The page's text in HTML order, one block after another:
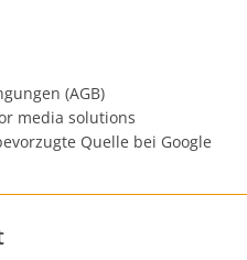
(AGB)
media solutions
Quelle bei Google